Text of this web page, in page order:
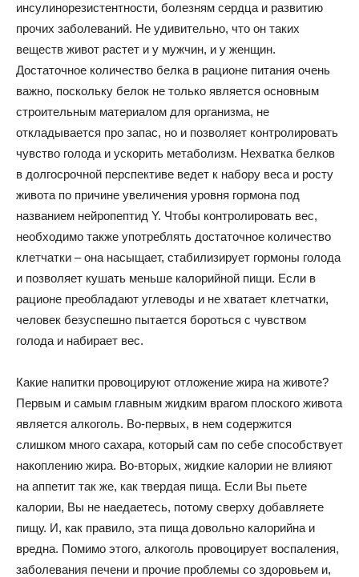
инсулинорезистентности, болезням сердца и развитию
прочих заболеваний. Не удивительно, что он таких
веществ живот растет и у мужчин, и у женщин.
Достаточное количество белка в рационе питания очень
важно, поскольку белок не только является основным
строительным материалом для организма, не
откладывается про запас, но и позволяет контролировать
чувство голода и ускорить метаболизм. Нехватка белков
в долгосрочной перспективе ведет к набору веса и росту
живота по причине увеличения уровня гормона под
названием нейропептид Y. Чтобы контролировать вес,
необходимо также употреблять достаточное количество
клетчатки – она насыщает, стабилизирует гормоны голода
и позволяет кушать меньше калорийной пищи. Если в
рационе преобладают углеводы и не хватает клетчатки,
человек безуспешно пытается бороться с чувством
голода и набирает вес.
Какие напитки провоцируют отложение жира на животе?
Первым и самым главным жидким врагом плоского живота
является алкоголь. Во-первых, в нем содержится
слишком много сахара, который сам по себе способствует
накоплению жира. Во-вторых, жидкие калории не влияют
на аппетит так же, как твердая пища. Если Вы пьете
калории, Вы не наедаетесь, потому сверху добавляете
пищу. И, как правило, эта пища довольно калорийна и
вредна. Помимо этого, алкоголь провоцирует воспаления,
заболевания печени и прочие проблемы со здоровьем и,